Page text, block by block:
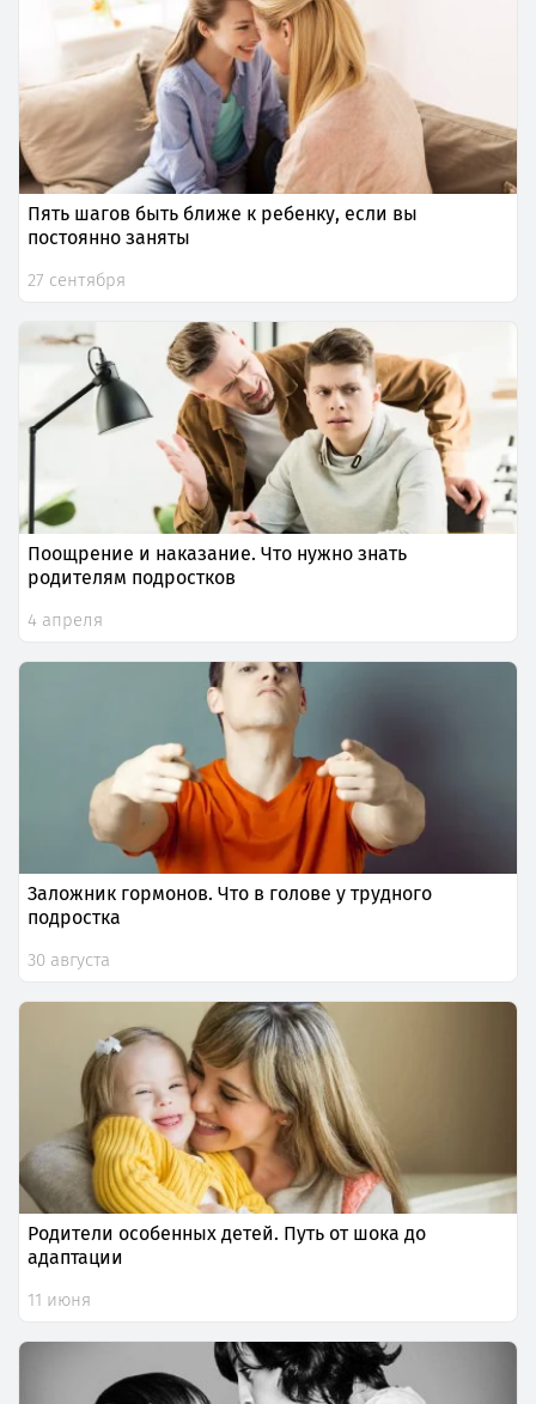
Пять шагов быть ближе к ребенку, если вы
постоянно заняты
27 сентября
Поощрение и наказание. Что нужно знать
родителям подростков
4 апреля
Заложник гормонов. Что в голове у трудного
подростка
30 августа
Родители особенных детей. Путь от шока до
адаптации
11 июня